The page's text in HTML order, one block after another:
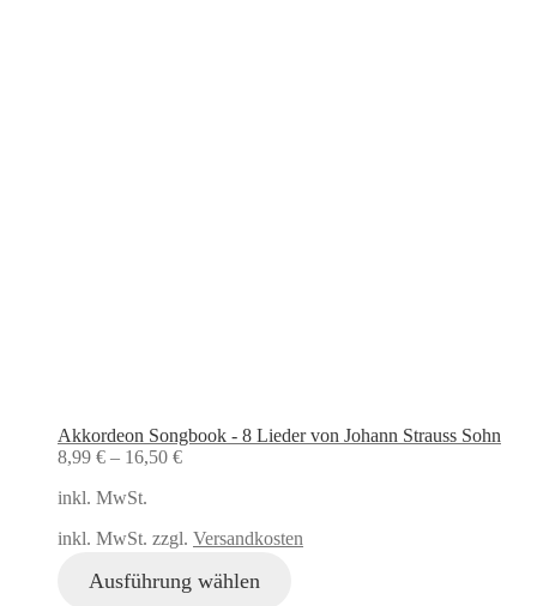
Akkordeon Songbook - 8 Lieder von Johann Strauss Sohn
8,99 € – 16,50 €
inkl. MwSt.
inkl. MwSt. zzgl. Versandkosten
Ausführung wählen